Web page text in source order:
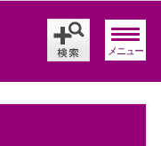
メニュー